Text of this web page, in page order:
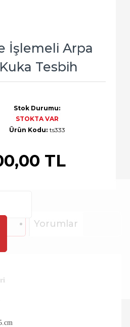
İşlemeli Arpa
Tesbih
TL
Stok Durumu:
STOKTA VAR
Ürün Kodu: ts333
Yorumlar